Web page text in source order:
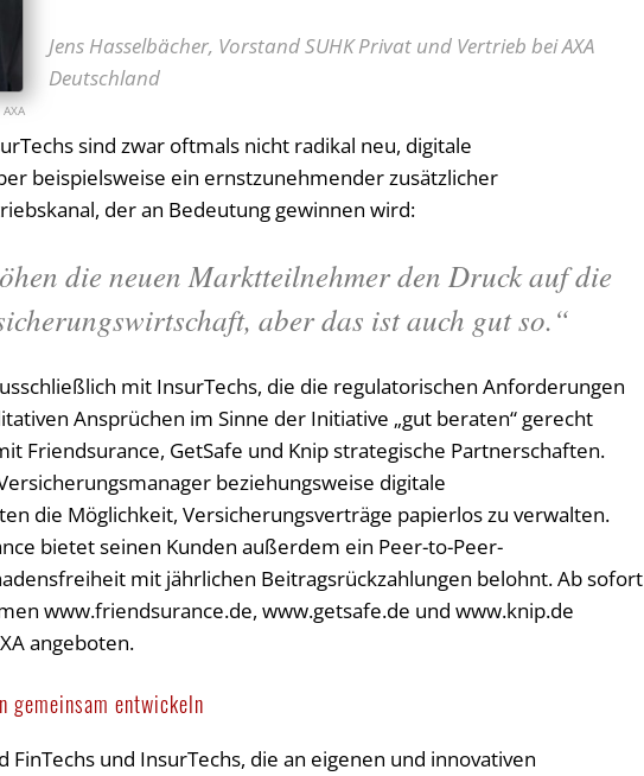
AXA
Jens Hasselbächer, Vorstand SUHK Privat und Vertrieb bei AXA
Deutschland
sind zwar oftmals nicht radikal neu, digitale
beispielsweise ein ernstzunehmender zusätzlicher
der an Bedeutung gewinnen wird:
die neuen Marktteilnehmer den Druck auf die
aber das ist auch gut so.“
mit InsurTechs, die die regulatorischen Anforderungen
Ansprüchen im Sinne der Initiative „gut beraten“ gerecht
Friendsurance, GetSafe und Knip strategische Partnerschaften.
beziehungsweise digitale
die Möglichkeit, Versicherungsverträge papierlos zu verwalten.
bietet seinen Kunden außerdem ein Peer-to-Peer-
mit jährlichen Beitragsrückzahlungen belohnt. Ab sofort
www.friendsurance.de, www.getsafe.de und www.knip.de
angeboten.
gemeinsam entwickeln
FinTechs und InsurTechs, die an eigenen und innovativen